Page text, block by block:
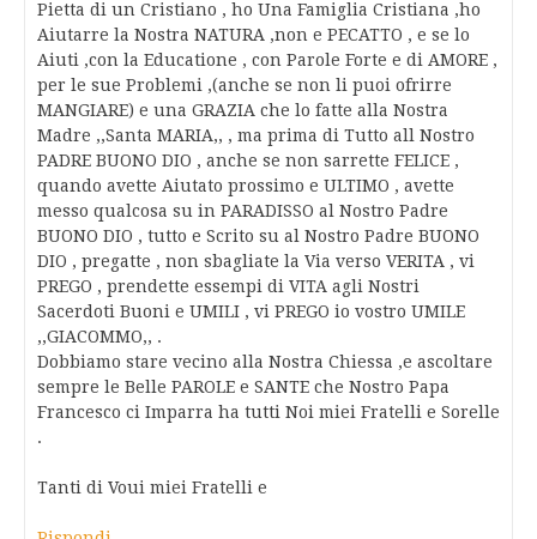
Pietta di un Cristiano , ho Una Famiglia Cristiana ,ho
Aiutarre la Nostra NATURA ,non e PECATTO , e se lo
Aiuti ,con la Educatione , con Parole Forte e di AMORE ,
per le sue Problemi ,(anche se non li puoi ofrirre
MANGIARE) e una GRAZIA che lo fatte alla Nostra
Madre ,,Santa MARIA,, , ma prima di Tutto all Nostro
PADRE BUONO DIO , anche se non sarrette FELICE ,
quando avette Aiutato prossimo e ULTIMO , avette
messo qualcosa su in PARADISSO al Nostro Padre
BUONO DIO , tutto e Scrito su al Nostro Padre BUONO
DIO , pregatte , non sbagliate la Via verso VERITA , vi
PREGO , prendette essempi di VITA agli Nostri
Sacerdoti Buoni e UMILI , vi PREGO io vostro UMILE
,,GIACOMMO,, .
Dobbiamo stare vecino alla Nostra Chiessa ,e ascoltare
sempre le Belle PAROLE e SANTE che Nostro Papa
Francesco ci Imparra ha tutti Noi miei Fratelli e Sorelle
.
Tanti di Voui miei Fratelli e